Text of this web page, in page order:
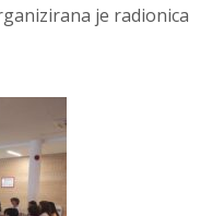
je radionica